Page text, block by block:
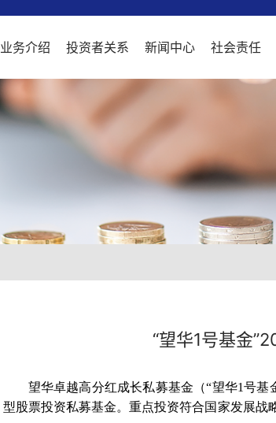
全球布局
业务介绍 投资者关系 新闻中心 社会责任
实习招聘
“望华1号基金
望华卓越高分红成长私募基金（“望华1号
型股票投资私募基金。重点投资符合国家发展战